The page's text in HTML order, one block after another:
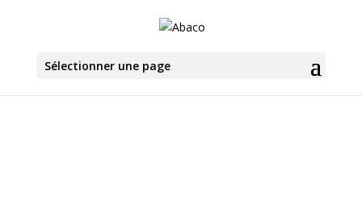
Sélectionner une page